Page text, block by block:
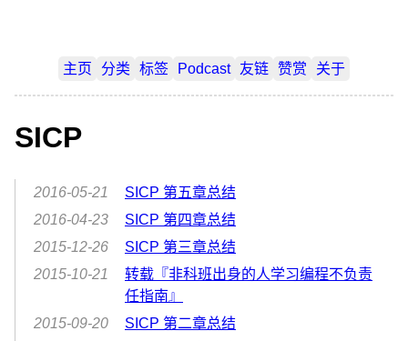
主页 分类 标签 Podcast 友链 赞赏 关于
SICP
2016-05-21
SICP 第五章总结
2016-04-23
SICP 第四章总结
2015-12-26
SICP 第三章总结
2015-10-21
转载『非科班出身的人学习编程不负责
任指南』
2015-09-20
SICP 第二章总结